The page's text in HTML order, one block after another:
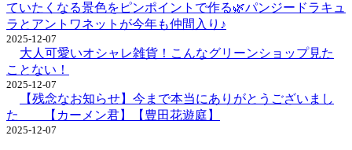
ていたくなる景色をピンポイントで作る🌿パンジードラキュ
ラとアントワネットが今年も仲間入り♪
2025-12-07
大人可愛いオシャレ雑貨！こんなグリーンショップ見た
ことない！
2025-12-07
【残念なお知らせ】今まで本当にありがとうございまし
た 【カーメン君】【豊田花遊庭】
2025-12-07